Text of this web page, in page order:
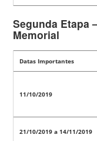
Segunda Etapa
Memorial
Datas Importantes
11/10/2019
21/10/2019 a 14/11/2019